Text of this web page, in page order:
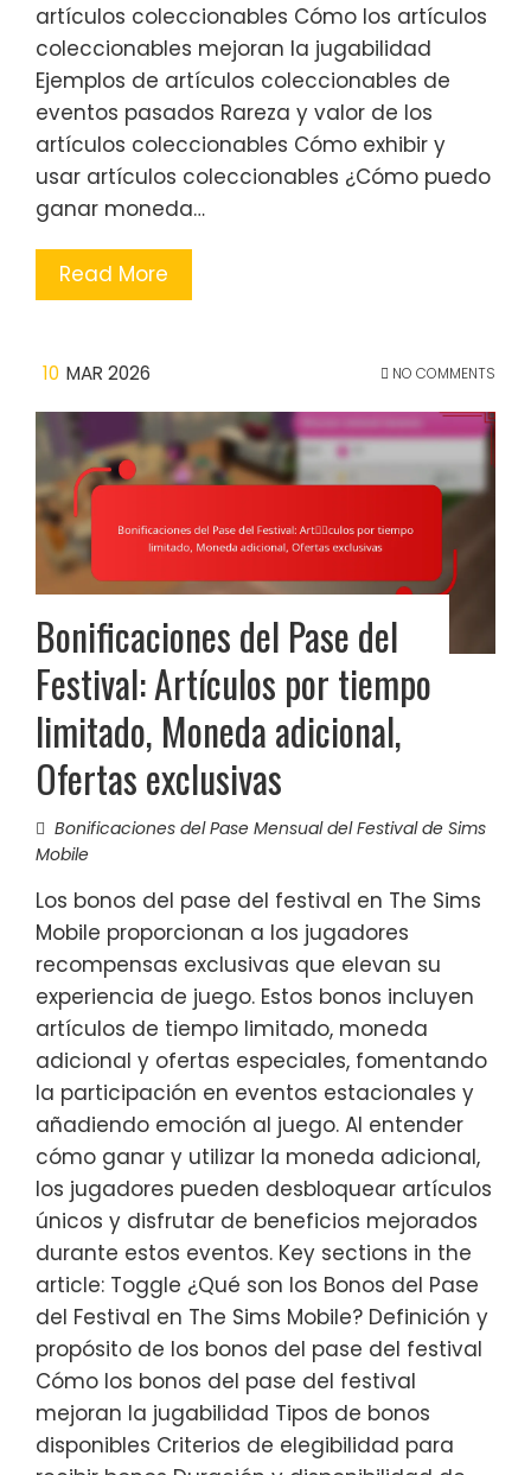
artículos coleccionables Cómo los artículos
coleccionables mejoran la jugabilidad
Ejemplos de artículos coleccionables de
eventos pasados Rareza y valor de los
artículos coleccionables Cómo exhibir y
usar artículos coleccionables ¿Cómo puedo
ganar moneda…
Read More
10 MAR 2026 NO COMMENTS
Bonificaciones del Pase del
Festival: Artículos por tiempo
limitado, Moneda adicional,
Ofertas exclusivas
Bonificaciones del Pase Mensual del Festival de Sims
Mobile
Los bonos del pase del festival en The Sims
Mobile proporcionan a los jugadores
recompensas exclusivas que elevan su
experiencia de juego. Estos bonos incluyen
artículos de tiempo limitado, moneda
adicional y ofertas especiales, fomentando
la participación en eventos estacionales y
añadiendo emoción al juego. Al entender
cómo ganar y utilizar la moneda adicional,
los jugadores pueden desbloquear artículos
únicos y disfrutar de beneficios mejorados
durante estos eventos. Key sections in the
article: Toggle ¿Qué son los Bonos del Pase
del Festival en The Sims Mobile? Definición y
propósito de los bonos del pase del festival
Cómo los bonos del pase del festival
mejoran la jugabilidad Tipos de bonos
disponibles Criterios de elegibilidad para